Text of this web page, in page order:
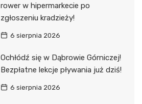
rower w hipermarkecie po
zgłoszeniu kradzieży!
6 sierpnia 2026
Ochłódź się w Dąbrowie Górniczej!
Bezpłatne lekcje pływania już dziś!
6 sierpnia 2026